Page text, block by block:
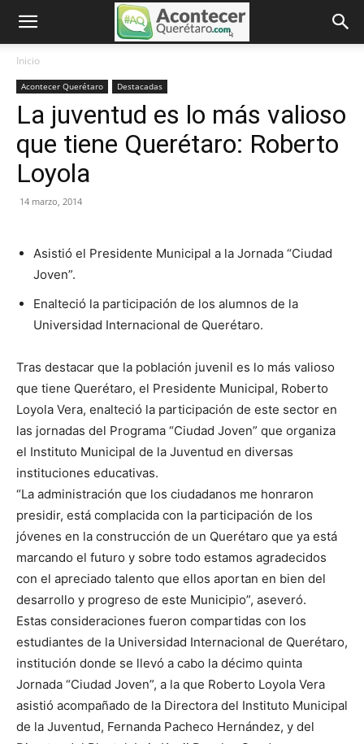
Inicio
Acontecer Querétaro Destacadas
La juventud es lo más valioso
que tiene Querétaro: Roberto
Loyola
14 marzo, 2014
Asistió el Presidente Municipal a la Jornada “Ciudad
Joven”.
Enalteció la participación de los alumnos de la
Universidad Internacional de Querétaro.
Tras destacar que la población juvenil es lo más valioso
que tiene Querétaro, el Presidente Municipal, Roberto
Loyola Vera, enalteció la participación de este sector en
las jornadas del Programa “Ciudad Joven” que organiza
el Instituto Municipal de la Juventud en diversas
instituciones educativas.
“La administración que los ciudadanos me honraron
presidir, está complacida con la participación de los
jóvenes en la construcción de un Querétaro que ya está
marcando el futuro y sobre todo estamos agradecidos
con el apreciado talento que ellos aportan en bien del
desarrollo y progreso de este Municipio”, aseveró.
Estas consideraciones fueron compartidas con los
estudiantes de la Universidad Internacional de Querétaro,
institución donde se llevó a cabo la décimo quinta
Jornada “Ciudad Joven”, a la que Roberto Loyola Vera
asistió acompañado de la Directora del Instituto Municipal
de la Juventud, Fernanda Pacheco Hernández, y del